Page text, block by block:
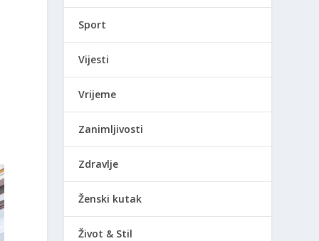
Sport
Vijesti
Vrijeme
Zanimljivosti
Zdravlje
Ženski kutak
Život & Stil